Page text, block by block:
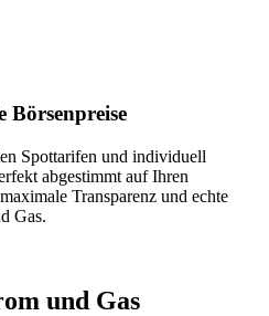
Spottarifen und individuell
abgestimmt auf Ihren
Transparenz und echte
Gas.
und Gas